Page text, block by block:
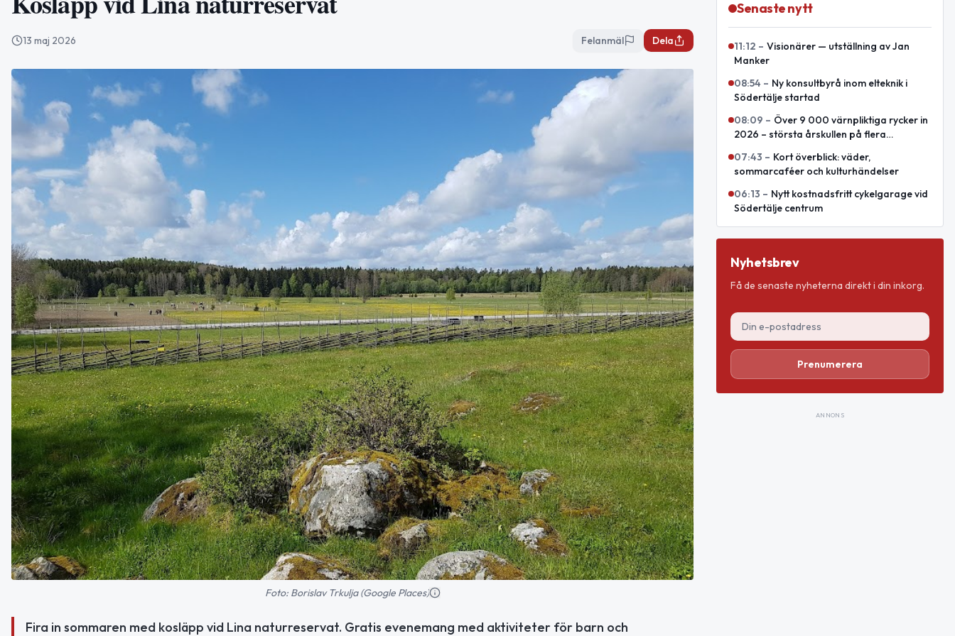
13 maj 2026 Felanmäl Dela
Foto: Borislav Trkulja (Google Places)
Fira in sommaren med kosläpp vid Lina naturreservat. Gratis evenemang med aktiviteter för barn och
Senaste nytt
11:12 – Visionärer — utställning av Jan
Manker
08:54 – Ny konsultbyrå inom elteknik i
Södertälje startad
08:09 – Över 9 000 värnpliktiga rycker in
2026 – största årskullen på flera
07:43 – Kort överblick: väder,
sommarcaféer och kulturhändelser
06:13 – Nytt kostnadsfritt cykelgarage vid
Södertälje centrum
Nyhetsbrev
Få de senaste nyheterna direkt i din inkorg.
Prenumerera
ANNONS